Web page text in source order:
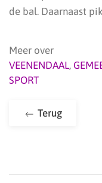
de bal. Daarnaast
Meer over
VEENENDAAL,
SPORT
Terug